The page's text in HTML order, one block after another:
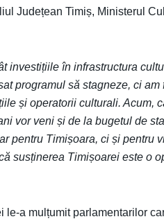
Județean Timiș, Ministerul
investițiile în infrastructura
programul să stagneze, ci
și operatorii culturali. Acum,
vor veni și de la bugetul de
pentru Timișoara, ci și pentru
susținerea Timișoarei este o
le-a mulțumit parlamentarilor